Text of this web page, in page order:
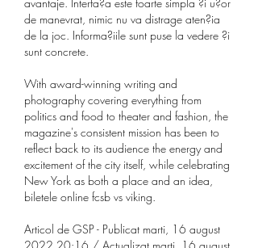
de manevrat, nimic nu va distrage aten?ia
de la joc. Informa?iile sunt puse la vedere ?i
sunt concrete.
With award-winning writing and
photography covering everything from
politics and food to theater and fashion, the
magazine's consistent mission has been to
reflect back to its audience the energy and
excitement of the city itself, while celebrating
New York as both a place and an idea,
biletele online fcsb vs viking.
Articol de GSP - Publicat marti, 16 august